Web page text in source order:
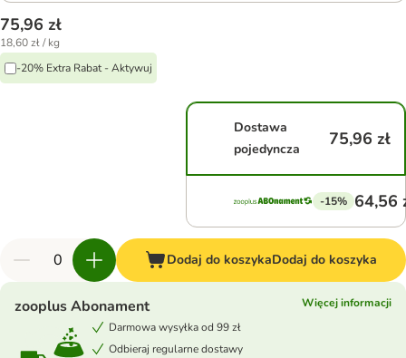
75,96 zł
18,60 zł / kg
-20% Extra Rabat - Aktywuj
Dostawa
pojedyncza
75,96 zł
-15% 64,56
Dodaj do koszykaDodaj do koszyka
zooplus Abonament
Więcej informacji
Darmowa wysyłka od 99 zł
Odbieraj regularne dostawy